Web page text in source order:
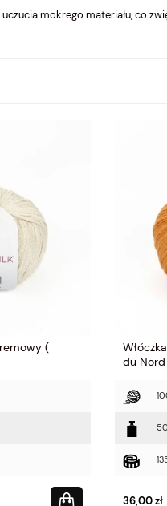
( Laines
Włóczka
uczucia mokrego materiału, co
(
du
36,00 zł